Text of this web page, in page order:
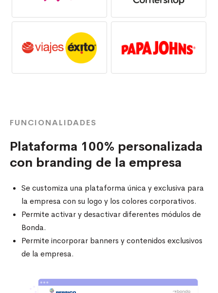
FUNCIONALIDADES
Plataforma 100% personalizada
con branding de la empresa
Se customiza una plataforma única y exclusiva para
la empresa con su logo y los colores corporativos.
Permite activar y desactivar diferentes módulos de
Bonda.
Permite incorporar banners y contenidos exclusivos
de la empresa.